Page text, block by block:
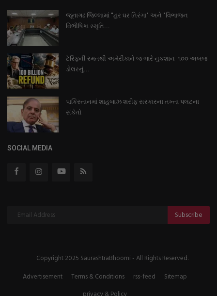
જૂનાગઢ જિલ્લામાં "હર ઘર તિરંગા" અને "વિભાજન
વિભીષિકા સ્મૃતિ...
ટેરિફની રમતથી અમેરીકાને જ ભારે નુકશાન ૧૦૦ અબજ
ડોલરનું...
પાકિસ્તાનમાં શાહબાઝ શરીફ સરકારના તખ્તા પલટના
સંકેતો
SOCIAL MEDIA
Subscribe
Copyright 2025 SaurashtraBhoomi - All Rights Reserved.
Advertisement
Terms & Conditions rss-feed
Sitemap